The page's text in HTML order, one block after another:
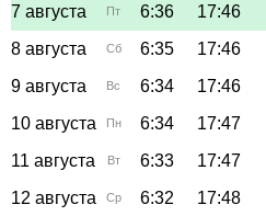
7 августа
Пт 6:36 17:46
8 августа
Сб 6:35 17:46
9 августа
Вс 6:34 17:46
10 августа
Пн 6:34 17:47
11 августа
Вт 6:33 17:47
12 августа
Ср 6:32 17:48